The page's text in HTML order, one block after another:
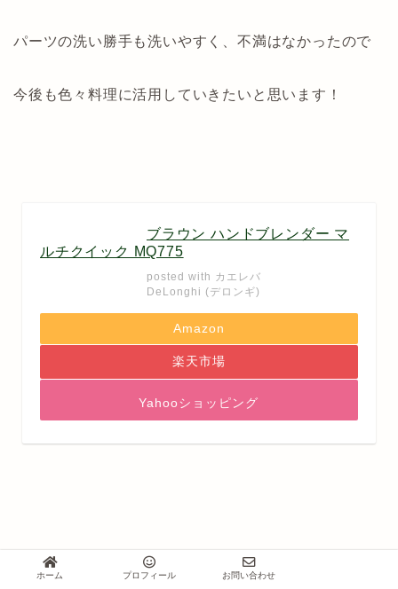
パーツの洗い勝手も洗いやすく、不満はなかったので
今後も色々料理に活用していきたいと思います！
ブラウン ハンドブレンダー マ
ルチクイック MQ775
posted with カエレバ
DeLonghi (デロンギ)
Amazon
楽天市場
Yahooショッピング
ホーム プロフィール お問い合わせ